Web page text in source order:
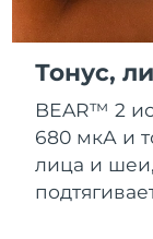
Тонус,
BEAR™ 2
680 мкА и
лица и
Косметика
Купить
Гибралтар
Греция
Гонконг (САР)